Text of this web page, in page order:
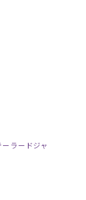
ラードジャ